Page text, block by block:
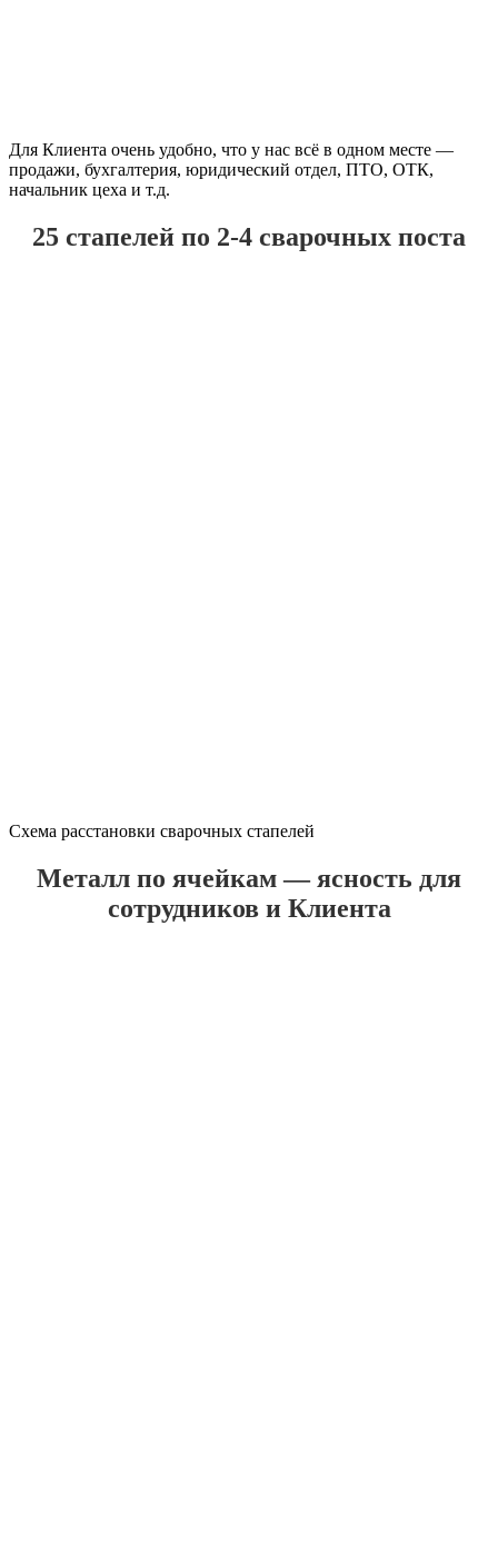
Для Клиента очень удобно, что у нас всё в одном месте —
продажи, бухгалтерия, юридический отдел, ПТО, ОТК,
начальник цеха и т.д.
25 стапелей по 2-4 сварочных поста
Схема расстановки сварочных стапелей
Металл по ячейкам — ясность для
сотрудников и Клиента